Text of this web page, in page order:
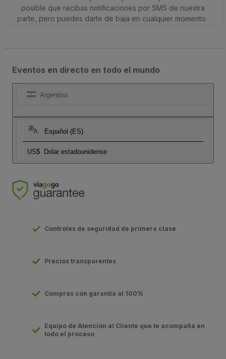
posible que recibas notificaciones por SMS de nuestra
parte, pero puedes darte de baja en cualquier momento.
Eventos en directo en todo el mundo
Argentina
Español (ES)
US$ Dolar estadounidense
Controles de seguridad de primera clase
Precios transparentes
Compras con garantía al 100%
Equipo de Atención al Cliente que te acompaña en
todo el proceso